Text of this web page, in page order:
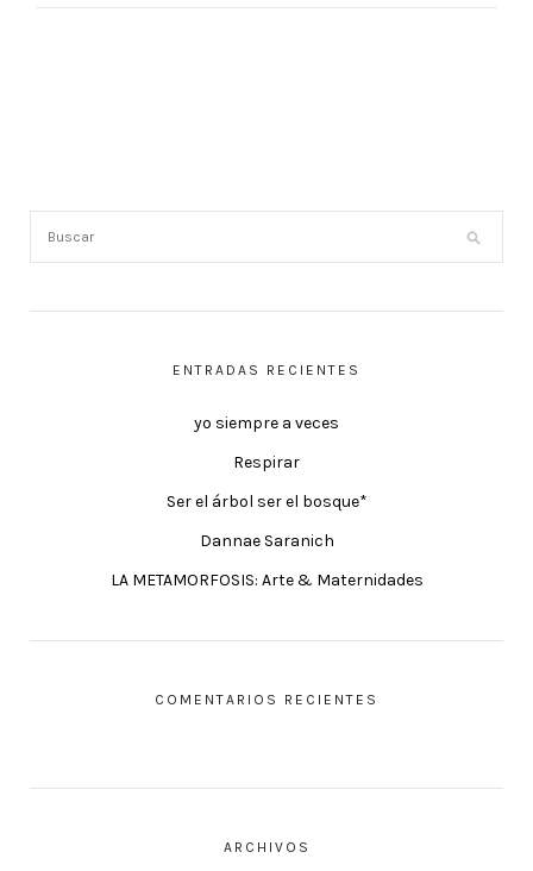
ENTRADAS RECIENTES
yo siempre a veces
Respirar
Ser el árbol ser el bosque*
Dannae Saranich
LA METAMORFOSIS: Arte & Maternidades
COMENTARIOS RECIENTES
ARCHIVOS